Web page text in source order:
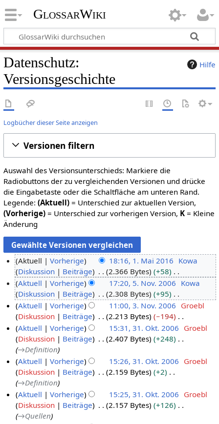
GlossarWiki
Hilfe
Datenschutz:
Versionsgeschichte
Logbücher dieser Seite anzeigen
Versionen filtern
Auswahl des Versionsunterschieds: Markiere die
Radiobuttons der zu vergleichenden Versionen und drücke
die Eingabetaste oder die Schaltfläche am unteren Rand.
Legende: (Aktuell)= Unterschied zur aktuellen Version,
(Vorherige)= Unterschied zur vorherigen Version, K= Kleine
Änderung
a
2
6
Aktuell Vorherige 18:16, 1. Mai 2016 Kowa
Diskussion
Beiträge 2.366 Bytes
+58
K
e
i
n
e
B
e
a
r
b
e
i
t
u
o
m
Aktuell Vorherige 17:20, 5. Nov. 2006 Kowa
Diskussion
Beiträge 2.308 Bytes
+95
K
e
i
n
e
B
e
a
r
b
e
v
b
Aktuell Vorherige 11:00, 3. Nov. 2006 Groebl
Diskussion
Beiträge 2.213 Bytes
−194
K
e
i
n
e
B
e
a
r
Aktuell Vorherige 15:31, 31. Okt. 2006 Groebl
Diskussion
Beiträge 2.407 Bytes
+248
→Definition
Aktuell
Vorherige 15:26, 31. Okt. 2006 Groebl
Diskussion
Beiträge 2.159 Bytes
+2
→Definition
Aktuell
Vorherige 15:25, 31. Okt. 2006 Groebl
Diskussion
Beiträge 2.157 Bytes
+126
→Quellen